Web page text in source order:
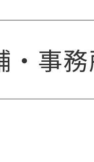
・事